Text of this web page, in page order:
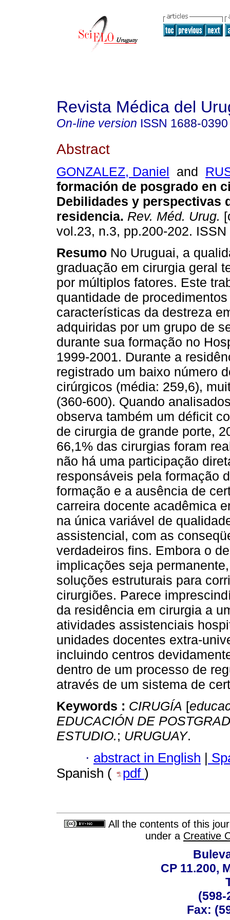
Revista Médica del
On-line version ISSN 1688-0390
Abstract
GONZALEZ, Daniel and
formación de posgrado en
Debilidades y perspectivas
residencia. Rev. Méd. Urug.
vol.23, n.3, pp.200-202.
Resumo No Uruguai, a
graduação em cirurgia geral
por múltiplos fatores. Este
quantidade de
características da destreza
adquiridas por um grupo de
durante sua formação no
1999-2001. Durante a
registrado um baixo número
cirúrgicos (média: 259,6),
(360-600). Quando
observa também um déficit
de cirurgia de grande porte,
66,1% das cirurgias foram
não há uma participação
responsáveis pela formação
formação e a ausência de
carreira docente acadêmica
na única variável de
assistencial, com as
verdadeiros fins. Embora o
implicações seja
soluções estruturais para
cirurgiões. Parece
da residência em cirurgia a
atividades assistenciais
unidades docentes extra-
incluindo centros
dentro de um processo de
através de um sistema de
Keywords : CIRUGÍA [
EDUCACIÓN DE
ESTUDIO.; URUGUAY.
· abstract in English |
Spanish (
pdf )
All the contents of this
under a Creative
CP 11.200,
(598-
Fax: